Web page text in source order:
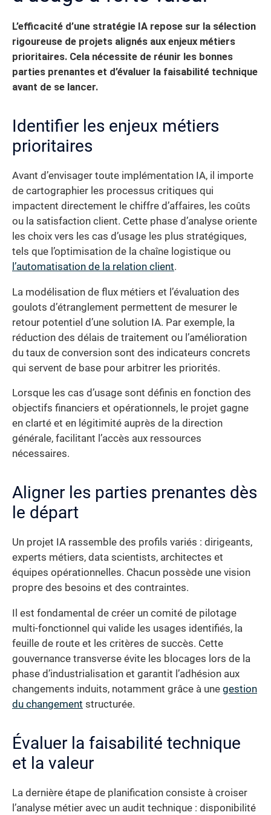
L’efficacité d’une stratégie IA repose sur la sélection
rigoureuse de projets alignés aux enjeux métiers
prioritaires. Cela nécessite de réunir les bonnes
parties prenantes et d’évaluer la faisabilité technique
avant de se lancer.
Identifier les enjeux métiers
prioritaires
Avant d’envisager toute implémentation IA, il importe
de cartographier les processus critiques qui
impactent directement le chiffre d’affaires, les coûts
ou la satisfaction client. Cette phase d’analyse oriente
les choix vers les cas d’usage les plus stratégiques,
tels que l’optimisation de la chaîne logistique ou
l’automatisation de la relation client.
La modélisation de flux métiers et l’évaluation des
goulots d’étranglement permettent de mesurer le
retour potentiel d’une solution IA. Par exemple, la
réduction des délais de traitement ou l’amélioration
du taux de conversion sont des indicateurs concrets
qui servent de base pour arbitrer les priorités.
Lorsque les cas d’usage sont définis en fonction des
objectifs financiers et opérationnels, le projet gagne
en clarté et en légitimité auprès de la direction
générale, facilitant l’accès aux ressources
nécessaires.
Aligner les parties prenantes dès
le départ
Un projet IA rassemble des profils variés : dirigeants,
experts métiers, data scientists, architectes et
équipes opérationnelles. Chacun possède une vision
propre des besoins et des contraintes.
Il est fondamental de créer un comité de pilotage
multi-fonctionnel qui valide les usages identifiés, la
feuille de route et les critères de succès. Cette
gouvernance transverse évite les blocages lors de la
phase d’industrialisation et garantit l’adhésion aux
changements induits, notamment grâce à une gestion
du changement structurée.
Évaluer la faisabilité technique
et la valeur
La dernière étape de planification consiste à croiser
l’analyse métier avec un audit technique : disponibilité